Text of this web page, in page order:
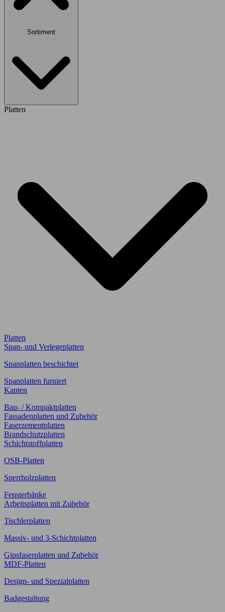
Sortiment
Platten
Platten
Span- und Verlegeplatten
Spanplatten beschichtet
Spanplatten furniert
Kanten
Bau- / Kompaktplatten
Fassadenplatten und Zubehör
Faserzementplatten
Brandschutzplatten
Schichtstoffplatten
OSB-Platten
Sperrholzplatten
Fensterbänke
Arbeitsplatten mit Zubehör
Tischlerplatten
Massiv- und 3-Schichtplatten
Gipsfaserplatten und Zubehör
MDF-Platten
Design- und Spezialplatten
Badgestaltung